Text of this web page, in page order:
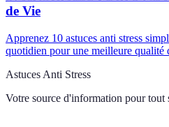
de Vie
Apprenez 10 astuces anti stress
quotidien pour une meilleure qualité
Astuces Anti Stress
Votre source d'information pour tout